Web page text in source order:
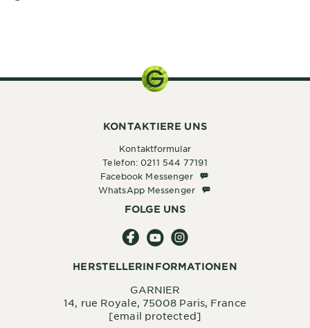
KONTAKTIERE UNS
Kontaktformular
Telefon: 0211 544 77191
Facebook Messenger Facebook Messenger
WhatsApp MessengerWhatsApp Messenger
FOLGE UNS
HERSTELLERINFORMATIONEN
GARNIER
14, rue Royale, 75008 Paris, France
[email protected]